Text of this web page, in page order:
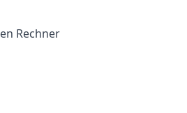
Rechner